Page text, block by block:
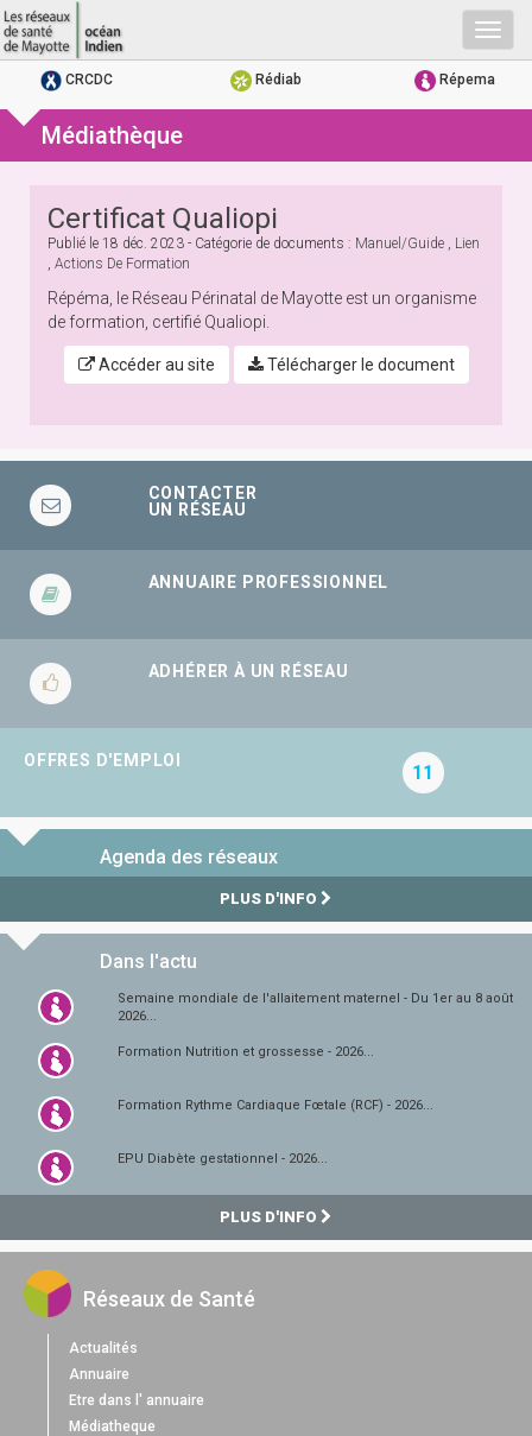
CRCDC Rédiab Répema
Médiathèque
Certificat Qualiopi
Publié le 18 déc. 2023 - Catégorie de documents : Manuel/guide , Lien
, Actions De Formation
Répéma, le Réseau Périnatal de Mayotte est un organisme
de formation, certifié Qualiopi.
Accéder au site Télécharger le document
CONTACTER
UN RÉSEAU
ANNUAIRE PROFESSIONNEL
ADHÉRER À UN RÉSEAU
OFFRES D'EMPLOI
11
Agenda des réseaux
PLUS D'INFO
Dans l'actu
Semaine mondiale de l'allaitement maternel - Du 1er au 8 août
2026...
Formation Nutrition et grossesse - 2026...
Formation Rythme Cardiaque Fœtale (RCF) - 2026...
EPU Diabète gestationnel - 2026...
PLUS D'INFO
Réseaux de Santé
Actualités
Annuaire
Etre dans l' annuaire
Médiatheque